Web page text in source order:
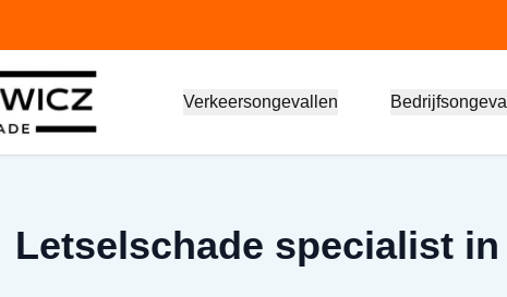
Verkeersongevallen
Letselschade specialist